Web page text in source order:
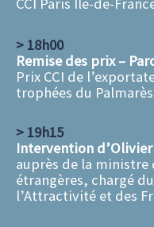
> 18h00
Remise des prix –
Prix CCI de
trophées du
> 19h15
Intervention
auprès de la ministre
étrangères, chargé
l’Attractivité et des